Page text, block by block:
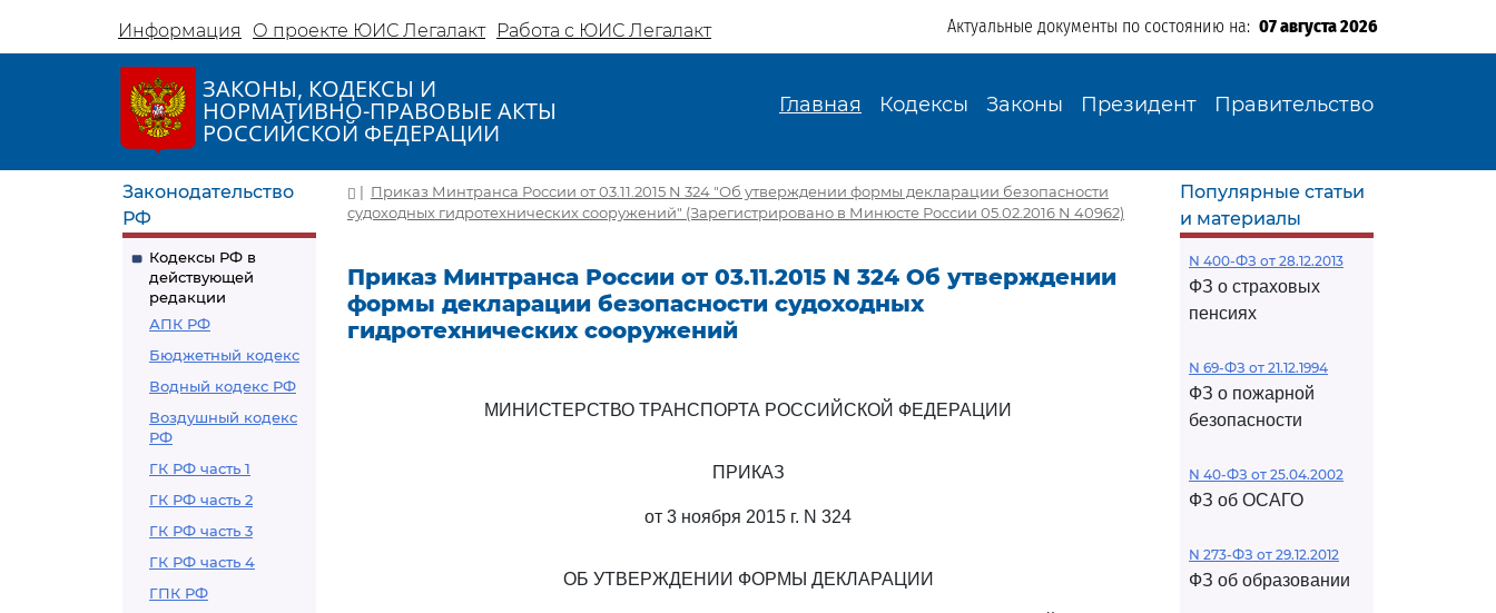
Информация О проекте ЮИС Легалакт Работа с ЮИС Легалакт Актуальные документы по состоянию на: 07 августа 2026
ЗАКОНЫ, КОДЕКСЫ И
НОРМАТИВНО-ПРАВОВЫЕ АКТЫ
РОССИЙСКОЙ ФЕДЕРАЦИИ
Главная Кодексы Законы Президент Правительство
Законодательство
РФ
Кодексы РФ в
действующей
редакции
АПК РФ
Бюджетный кодекс
Водный кодекс РФ
Воздушный кодекс
РФ
ГК РФ часть 1
ГК РФ часть 2
ГК РФ часть 3
ГК РФ часть 4
ГПК РФ
| Приказ Минтранса России от 03.11.2015 N 324 "Об утверждении формы декларации безопасности
судоходных гидротехнических сооружений" (Зарегистрировано в Минюсте России 05.02.2016 N 40962)
Приказ Минтранса России от 03.11.2015 N 324 Об утверждении
формы декларации безопасности судоходных
гидротехнических сооружений
МИНИСТЕРСТВО ТРАНСПОРТА РОССИЙСКОЙ ФЕДЕРАЦИИ
ПРИКАЗ
от 3 ноября 2015 г. N 324
ОБ УТВЕРЖДЕНИИ ФОРМЫ ДЕКЛАРАЦИИ
Популярные статьи
и материалы
N 400-ФЗ от 28.12.2013
ФЗ о страховых
пенсиях
N 69-ФЗ от 21.12.1994
ФЗ о пожарной
безопасности
N 40-ФЗ от 25.04.2002
ФЗ об ОСАГО
N 273-ФЗ от 29.12.2012
ФЗ об образовании